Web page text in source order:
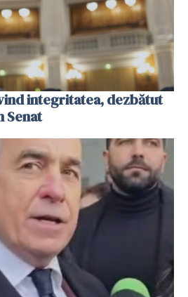
integritatea, dezbătut
Senat